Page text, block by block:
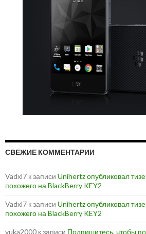
СВЕЖИЕ КОММЕНТАРИИ
Vadxl7 к записи Unihertz опубликовал
похожего на BlackBerry KEY2
Vadxl7 к записи Unihertz опубликовал
похожего на BlackBerry KEY2
yuka2000 к записи Подпишитесь, чтобы